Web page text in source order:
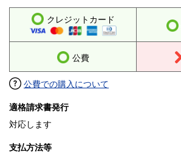
クレジットカード
公費
公費での購入について
適格請求書発行
対応します
支払方法等